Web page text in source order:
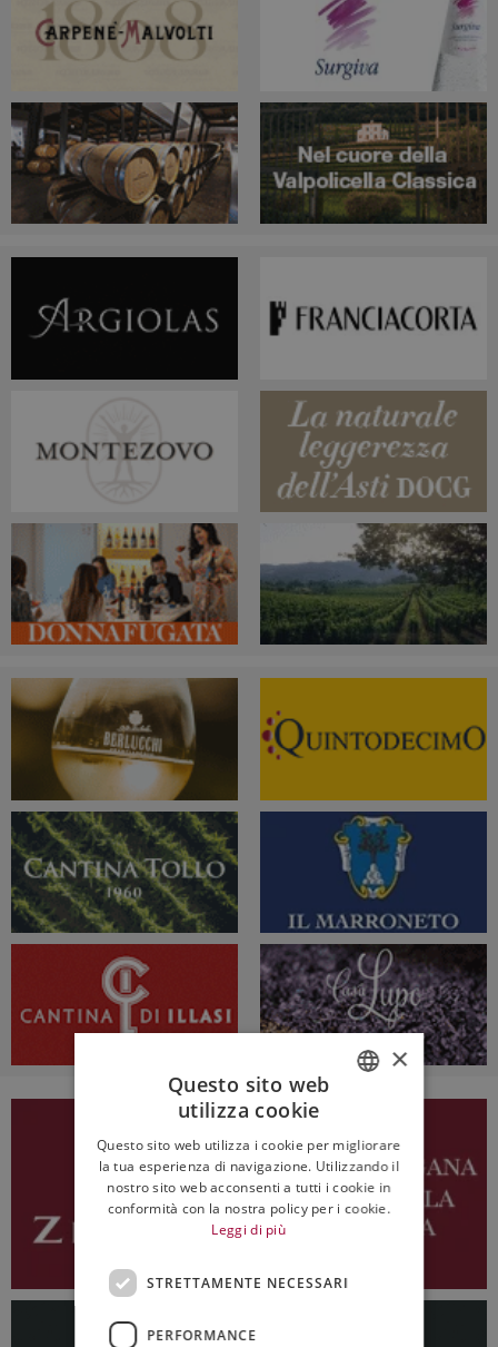
ENGLISH
×
Questo sito web
utilizza cookie
Questo sito web utilizza i cookie per migliorare
la tua esperienza di navigazione. Utilizzando il
nostro sito web acconsenti a tutti i cookie in
conformità con la nostra policy per i cookie.
Leggi di più
STRETTAMENTE NECESSARI
PERFORMANCE